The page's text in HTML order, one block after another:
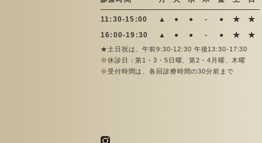
11:30-15:00 ▲ ● ● - ● ★
★
16:00-19:30
▲ ● ● - ● ★ ★
★土日祝は、午前9:30-12:30 午後13:30-17:30
※休診日：第1・3・5日曜、第2・4月曜、木曜
※受付時間は、各回診療時間の30分前まで